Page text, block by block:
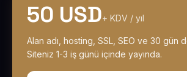
50 USD+ KDV / yıl
Alan adı, hosting, SSL, SEO ve 30 gün
Siteniz 1-3 iş günü içinde yayında.